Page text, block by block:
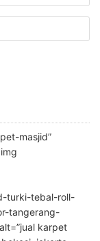
masjid”
turki-tebal-roll-
tangerang-
karpet